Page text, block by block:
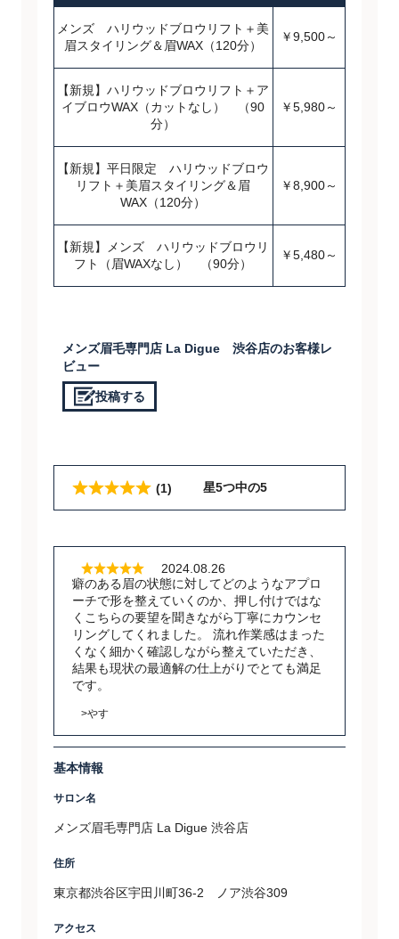
メンズ ハリウッドブロウリフト＋美
眉スタイリング＆眉WAX（120分）
￥9,500～
【新規】ハリウッドブロウリフト＋ア
イブロウWAX（カットなし） （90
分）
￥5,980～
【新規】平日限定 ハリウッドブロウ
リフト＋美眉スタイリング＆眉
WAX（120分）
￥8,900～
【新規】メンズ ハリウッドブロウリ
フト（眉WAXなし） （90分）
￥5,480～
メンズ眉毛専門店 La Digue 渋谷店のお客様レ
ビュー
投稿する
(1) 星5つ中の5
2024.08.26
癖のある眉の状態に対してどのようなアプロ
ーチで形を整えていくのか、押し付けではな
くこちらの要望を聞きながら丁寧にカウンセ
リングしてくれました。 流れ作業感はまった
くなく細かく確認しながら整えていただき、
結果も現状の最適解の仕上がりでとても満足
です。
>やす
基本情報
サロン名
メンズ眉毛専門店 La Digue 渋谷店
住所
東京都渋谷区宇田川町36-2 ノア渋谷309
アクセス